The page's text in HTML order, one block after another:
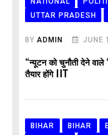
UTTAR PRADESH
BYADMIN JUNE
“न्यूटन को चुनौती देने वाले
तैयार होंगे IIT
BIHAR BIHAR